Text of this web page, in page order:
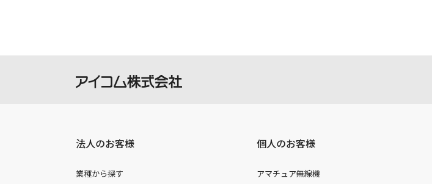
を負いません。
法人のお客様
業種から探す
個人のお客様
アマチュア無線機